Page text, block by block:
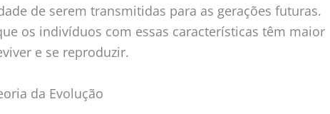
de serem transmitidas para as gerações futuras.
os indivíduos com essas características têm maior
e se reproduzir.
da Evolução